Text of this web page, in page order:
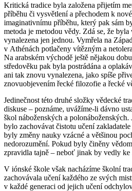
Kritická tradice byla založena přijetím
příběhu či vysvětlení a přechodem k
imaginativnímu příběhu, který pak sám
metoda je metodou vědy. Zdá se, že
vynalezena jen jednou. Vymřela na
v Athénách potlačeny vítězným a
Na arabském východě ještě nějakou
středověku pak byla postrádána a
ani tak znovu vynalezena, jako spíše
znovuobjevením řecké filozofie a řecké
Jedinečnost této druhé složky vědecké
diskuse – poznáme, uvážíme-li dávno
škol náboženských a
bylo zachovávat čistotu učení
byly změny nauky vzácné a většinou
nedorozumění. Pokud byly činěny
zpravidla tajně – neboť jinak by vedly ke
V iónské škole však nacházíme školní
zachovávala učení každého ze svých
v každé generaci od jejich učení